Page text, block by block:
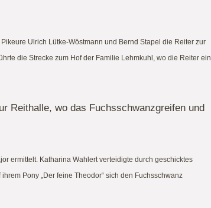
Ulrich Lütke-Wöstmann und Bernd Stapel die Reiter zur
die Strecke zum Hof der Familie Lehmkuhl, wo die Reiter ein
Reithalle, wo das Fuchsschwanzgreifen und
ermittelt. Katharina Wahlert verteidigte durch geschicktes
Pony „Der feine Theodor“ sich den Fuchsschwanz